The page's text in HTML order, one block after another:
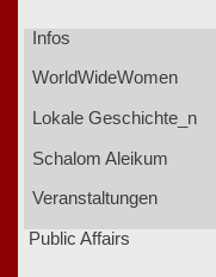
Infos
WorldWideWomen
Lokale Geschichte_n
Schalom Aleikum
Veranstaltungen
Public Affairs